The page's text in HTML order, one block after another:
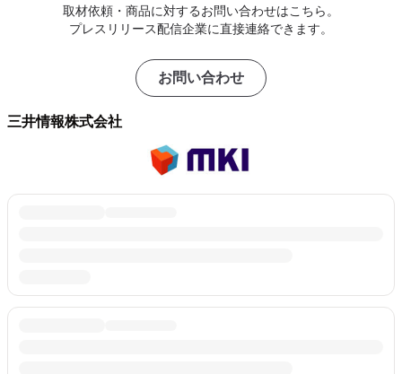
取材依頼・商品に対するお問い合わせはこちら。
プレスリリース配信企業に直接連絡できます。
お問い合わせ
三井情報株式会社